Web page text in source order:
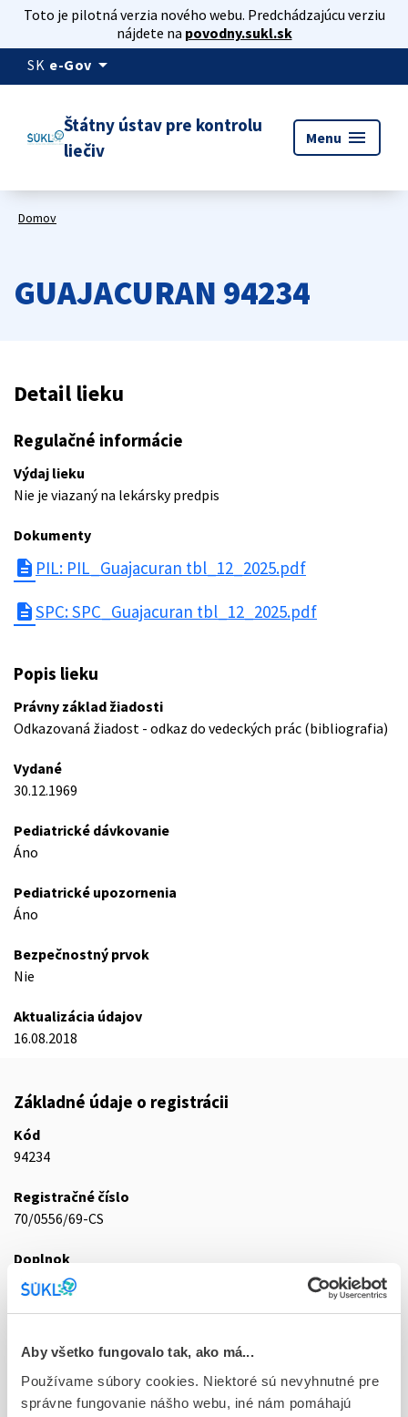
Aby všetko fungovalo tak, ako má...
Používame súbory cookies. Niektoré sú nevyhnutné pre
správne fungovanie nášho webu, iné nám pomáhajú
Toto je pilotná verzia nového webu. Predchádzajúcu verziu
nájdete na povodny.sukl.sk
SK e-Gov arrow_drop_down
Štátny ústav pre kontrolu
liečiv
Menu menu
Domov
GUAJACURAN 94234
Detail lieku
Regulačné informácie
Výdaj lieku
Nie je viazaný na lekársky predpis
Dokumenty
description PIL: PIL_Guajacuran tbl_12_2025.pdf
descriptionSPC: SPC_Guajacuran tbl_12_2025.pdf
Popis lieku
Právny základ žiadosti
Odkazovaná žiadost - odkaz do vedeckých prác (bibliografia)
Vydané
30.12.1969
Pediatrické dávkovanie
Áno
Pediatrické upozornenia
Áno
Bezpečnostný prvok
Nie
Aktualizácia údajov
16.08.2018
Základné údaje o registrácii
Kód
94234
Registračné číslo
70/0556/69-CS
Doplnok
tbl obd 30x200 mg (blis.Al/PVC)
D - Registrácia bez obmedzenia platnosti
Typ registračnej procedúry
Národná